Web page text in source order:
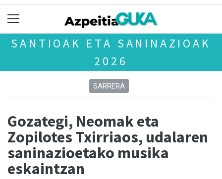
SANTIOAK ETA SANINAZIOAK
2026
SARRERA
Gozategi, Neomak eta
Zopilotes Txirriaos, udalaren
saninazioetako musika
eskaintzan